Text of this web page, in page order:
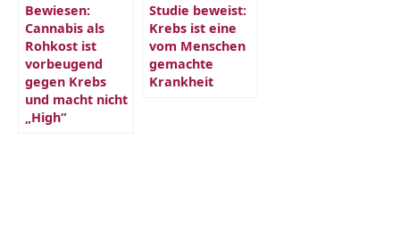
Bewiesen:
Cannabis als
Rohkost ist
vorbeugend
gegen Krebs
und macht nicht
„High“
Studie beweist:
Krebs ist eine
vom Menschen
gemachte
Krankheit